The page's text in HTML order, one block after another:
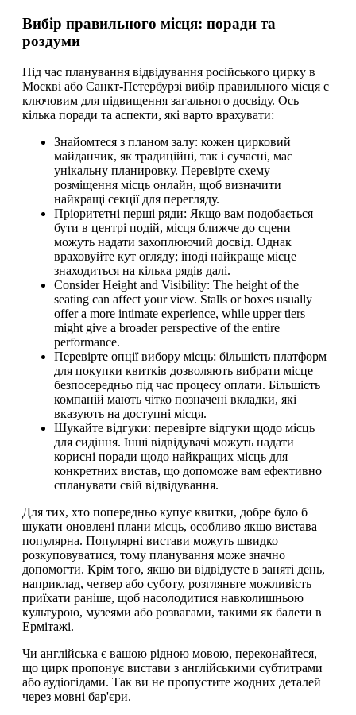
Вибір правильного місця: поради та
роздуми
Під час планування відвідування російського цирку в
Москві або Санкт-Петербурзі вибір правильного місця є
ключовим для підвищення загального досвіду. Ось
кілька поради та аспекти, які варто врахувати:
Знайомтеся з планом залу: кожен цирковий
майданчик, як традиційні, так і сучасні, має
унікальну планировку. Перевірте схему
розміщення місць онлайн, щоб визначити
найкращі секції для перегляду.
Пріоритетні перші ряди: Якщо вам подобається
бути в центрі подій, місця ближче до сцени
можуть надати захоплюючий досвід. Однак
враховуйте кут огляду; іноді найкраще місце
знаходиться на кілька рядів далі.
Consider Height and Visibility: The height of the
seating can affect your view. Stalls or boxes usually
offer a more intimate experience, while upper tiers
might give a broader perspective of the entire
performance.
Перевірте опції вибору місць: більшість платформ
для покупки квитків дозволяють вибрати місце
безпосередньо під час процесу оплати. Більшість
компаній мають чітко позначені вкладки, які
вказують на доступні місця.
Шукайте відгуки: перевірте відгуки щодо місць
для сидіння. Інші відвідувачі можуть надати
корисні поради щодо найкращих місць для
конкретних вистав, що допоможе вам ефективно
спланувати свій відвідування.
Для тих, хто попередньо купує квитки, добре було б
шукати оновлені плани місць, особливо якщо вистава
популярна. Популярні вистави можуть швидко
розкуповуватися, тому планування може значно
допомогти. Крім того, якщо ви відвідуєте в заняті день,
наприклад, четвер або суботу, розгляньте можливість
приїхати раніше, щоб насолодитися навколишньою
культурою, музеями або розвагами, такими як балети в
Ермітажі.
Чи англійська є вашою рідною мовою, переконайтеся,
що цирк пропонує вистави з англійськими субтитрами
або аудіогідами. Так ви не пропустите жодних деталей
через мовні бар'єри.